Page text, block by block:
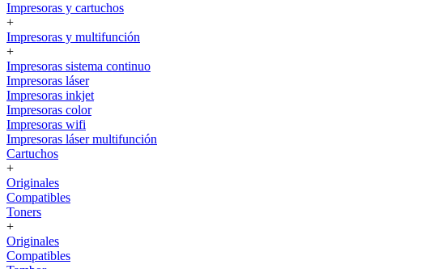
Impresoras y cartuchos
+
Impresoras y multifunción
+
Impresoras sistema continuo
Impresoras láser
Impresoras inkjet
Impresoras color
Impresoras wifi
Impresoras láser multifunción
Cartuchos
+
Originales
Compatibles
Toners
+
Originales
Compatibles